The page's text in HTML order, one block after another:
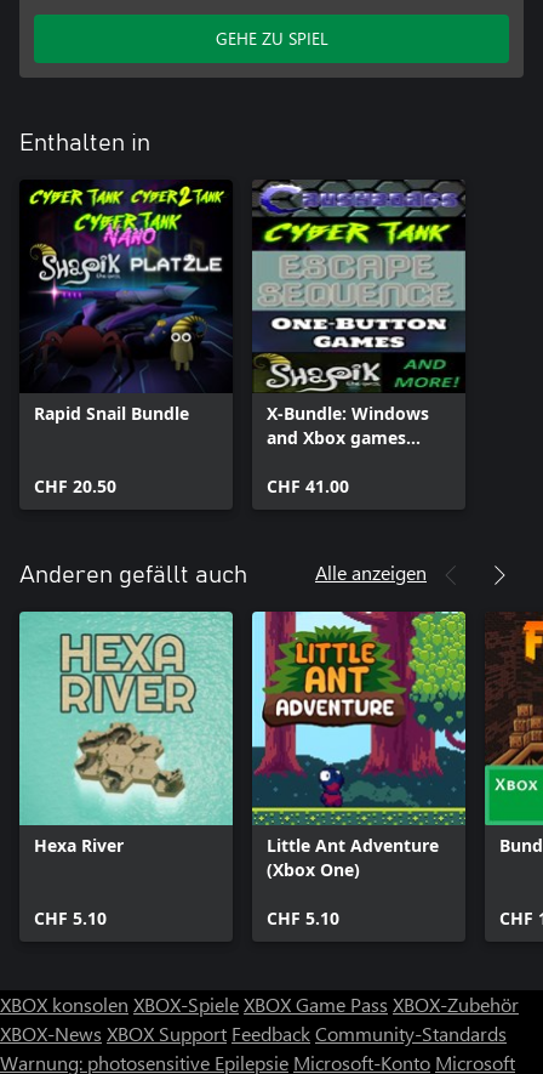
GEHE ZU SPIEL
Enthalten in
Rapid Snail Bundle
CHF 20.50
X-Bundle: Windows
and Xbox games
CHF 41.00
Anderen gefällt auch Alle anzeigen
Hexa River
CHF 5.10
Little Ant Adventure
(Xbox One)
CHF 5.10 CHF
XBOX konsolen XBOX-SpieleXBOX Game Pass XBOX-Zubehör
XBOX-News XBOX Support FeedbackCommunity-Standards
Warnung: photosensitive Epilepsie Microsoft-Konto Microsoft